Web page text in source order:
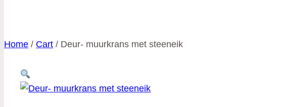
Home / Cart / Deur- muurkrans met steeneik